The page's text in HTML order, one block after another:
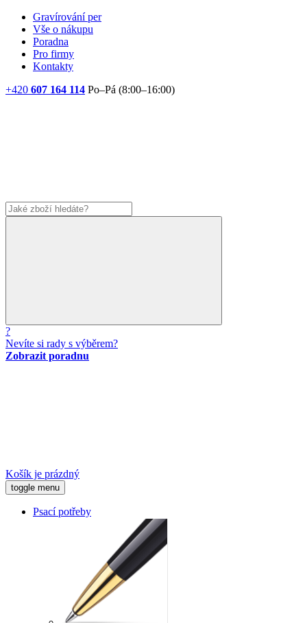
Gravírování per
Vše o nákupu
Poradna
Pro firmy
Kontakty
+420 607 164 114 Po–Pá (8:00–16:00)
?
Nevíte si rady s výběrem?
Zobrazit poradnu
Košík je prázdný
toggle menu
Psací potřeby